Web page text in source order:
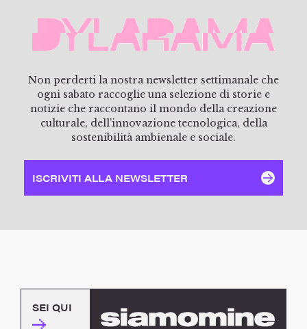
Non perderti la nostra newsletter settimanale che
ogni sabato raccoglie una selezione di storie e
notizie che raccontano il mondo della creazione
culturale, dell’innovazione tecnologica, della
sostenibilità ambienale e sociale.
ISCRIVITI ALLA NEWSLETTER
SEI QUI